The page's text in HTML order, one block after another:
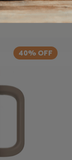
40% OFF